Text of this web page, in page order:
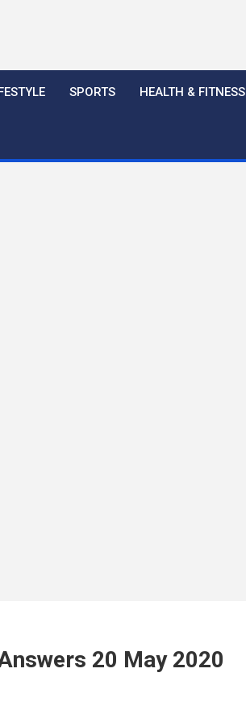
SPORTS HEALTH & FITNESS
20 May 2020